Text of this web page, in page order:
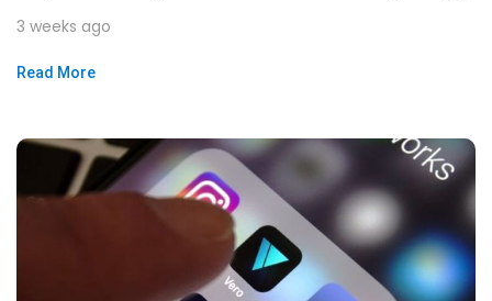
3 weeks ago
Read More